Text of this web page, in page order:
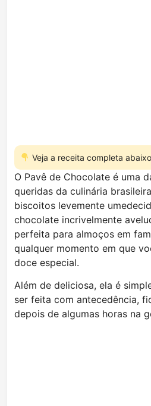
Veja a receita completa abaixo
O Pavê de Chocolate é uma
queridas da culinária
biscoitos levemente
chocolate incrivelmente
perfeita para almoços em
qualquer momento em que
doce especial.
Além de deliciosa, ela é
ser feita com antecedência,
depois de algumas horas na